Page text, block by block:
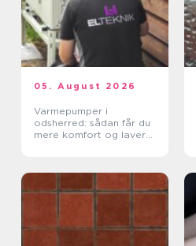
05. August 2026
Varmepumper i
odsherred: sådan får du
mere komfort og lavere